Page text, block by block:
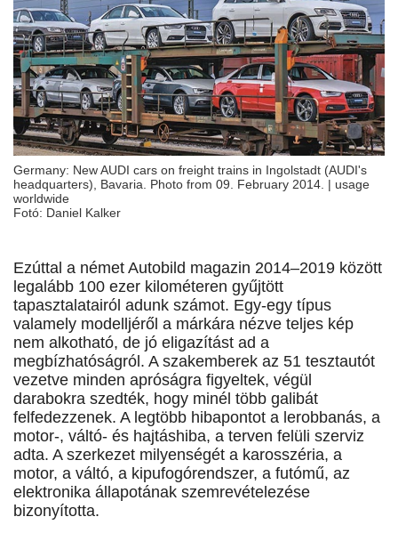
Germany: New AUDI cars on freight trains in Ingolstadt (AUDI's
headquarters), Bavaria. Photo from 09. February 2014. | usage
worldwide
Fotó: Daniel Kalker
Ezúttal a német Autobild magazin 2014–2019 között
legalább 100 ezer kilométeren gyűjtött
tapasztalatairól adunk számot. Egy-egy típus
valamely modelljéről a márkára nézve teljes kép
nem alkotható, de jó eligazítást ad a
megbízhatóságról. A szakemberek az 51 tesztautót
vezetve minden apróságra figyeltek, végül
darabokra szedték, hogy minél több galibát
felfedezzenek. A legtöbb hibapontot a lerobbanás, a
motor-, váltó- és hajtáshiba, a terven felüli szerviz
adta. A szerkezet milyenségét a karosszéria, a
motor, a váltó, a kipufogórendszer, a futómű, az
elektronika állapotának szemrevételezése
bizonyította.